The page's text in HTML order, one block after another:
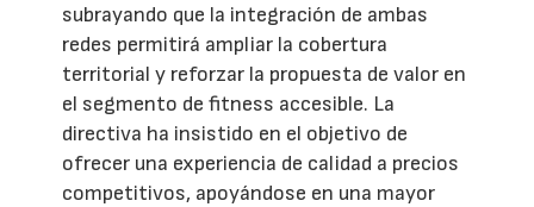
subrayando que la integración de ambas
redes permitirá ampliar la cobertura
territorial y reforzar la propuesta de valor en
el segmento de fitness accesible. La
directiva ha insistido en el objetivo de
ofrecer una experiencia de calidad a precios
competitivos, apoyándose en una mayor